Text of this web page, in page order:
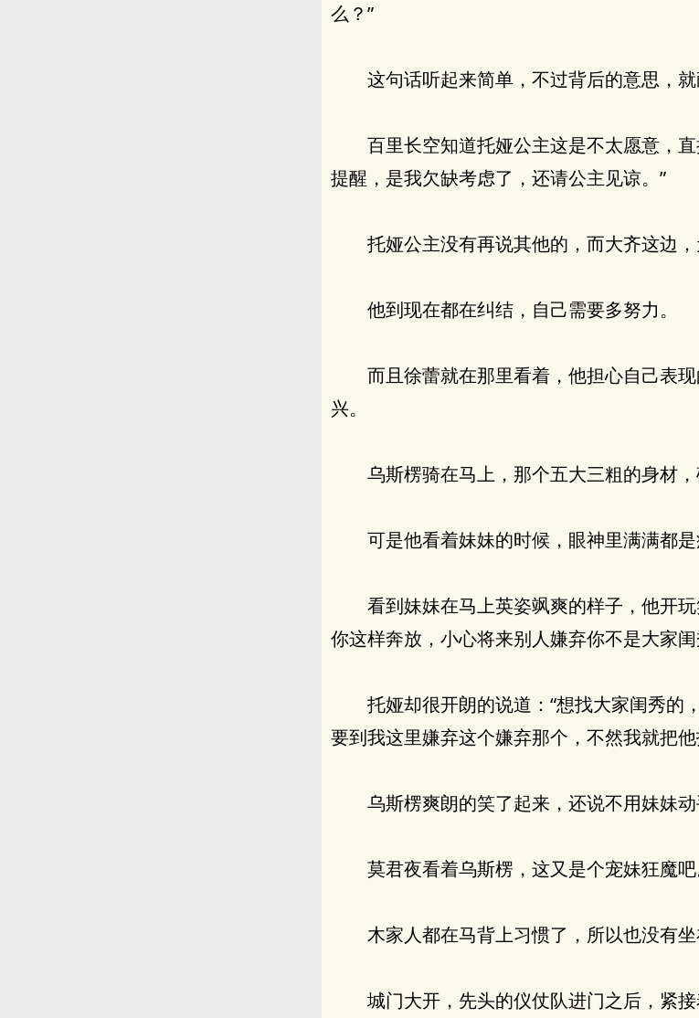
么？”
这句话听起来简单，不过背后的意思，就
百里长空知道托娅公主这是不太愿意，
提醒，是我欠缺考虑了，还请公主见谅。”
托娅公主没有再说其他的，而大齐这边，
他到现在都在纠结，自己需要多努力。
而且徐蕾就在那里看着，他担心自己表
兴。
乌斯楞骑在马上，那个五大三粗的身材，
可是他看着妹妹的时候，眼神里满满都是
看到妹妹在马上英姿飒爽的样子，他开玩
你这样奔放，小心将来别人嫌弃你不是大家
托娅却很开朗的说道：“想找大家闺秀的
要到我这里嫌弃这个嫌弃那个，不然我就把
乌斯楞爽朗的笑了起来，还说不用妹妹动
莫君夜看着乌斯楞，这又是个宠妹狂魔吧
木家人都在马背上习惯了，所以也没有坐
城门大开，先头的仪仗队进门之后，紧接